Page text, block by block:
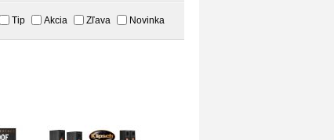
Tip Akcia Zľava Novinka